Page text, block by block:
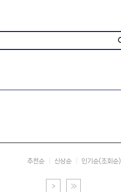
추천순 신상순 인기순(조회순)